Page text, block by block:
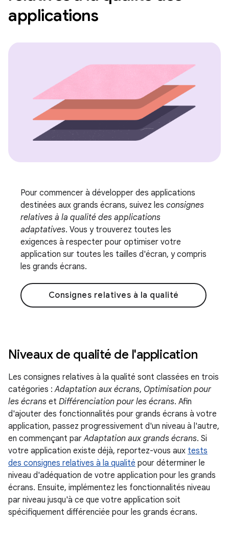
applications
Pour commencer à développer des applications
destinées aux grands écrans, suivez les consignes
relatives à la qualité des applications
adaptatives. Vous y trouverez toutes les
exigences à respecter pour optimiser votre
application sur toutes les tailles d'écran, y compris
les grands écrans.
Consignes relatives à la qualité
Niveaux de qualité de l'application
Les consignes relatives à la qualité sont classées en trois
catégories :Adaptation aux écrans, Optimisation pour
les écrans et Différenciation pour les écrans. Afin
d'ajouter des fonctionnalités pour grands écrans à votre
application, passez progressivement d'un niveau à l'autre,
en commençant parAdaptation aux grands écrans. Si
votre application existe déjà, reportez-vous aux tests
des consignes relatives à la qualité pour déterminer le
niveau d'adéquation de votre application pour les grands
écrans. Ensuite, implémentez les fonctionnalités niveau
par niveau jusqu'à ce que votre application soit
spécifiquement différenciée pour les grands écrans.